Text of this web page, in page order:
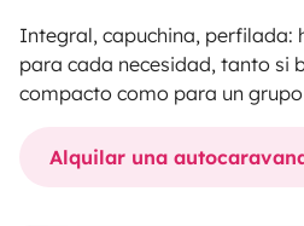
Integral, capuchina, perfilada:
para cada necesidad, tanto si
compacto como para un
Alquilar una